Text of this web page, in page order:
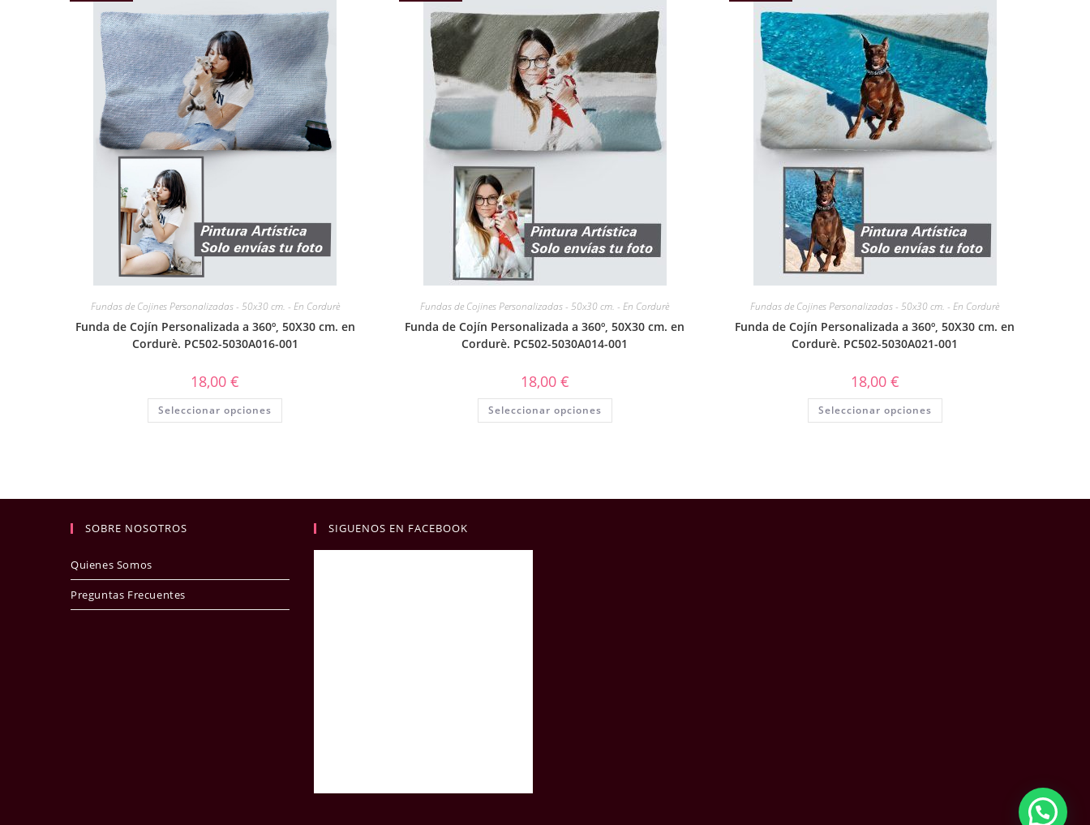
Fundas de Cojines Personalizadas - 50x30 cm. - En Cordurè
Funda de Cojín Personalizada a 360º, 50X30 cm. en
Cordurè. PC502-5030A016-001
18,00€
Seleccionar opciones
Fundas de Cojines Personalizadas - 50x30 cm. - En Cordurè
Funda de Cojín Personalizada a 360º, 50X30 cm. en
Cordurè. PC502-5030A014-001
18,00 €
Seleccionar opciones
Fundas de Cojines Personalizadas - 50x30 cm. - En Cordurè
Funda de Cojín Personalizada a 360º, 50X30 cm. en
Cordurè. PC502-5030A021-001
18,00 €
Seleccionar opciones
SOBRE NOSOTROS
Quienes Somos
Preguntas Frecuentes
SIGUENOS EN FACEBOOK